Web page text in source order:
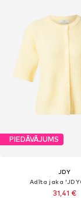
PIEDĀVĀJUMS
JDY
Adīta jaka
31,41 €